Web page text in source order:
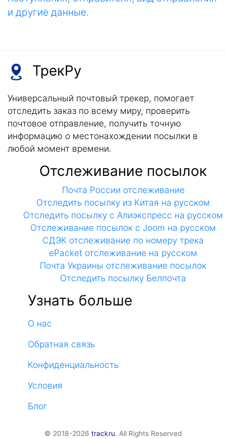
и другие данные.
ТрекРу
Универсальный почтовый трекер, помогает
отследить заказ по всему миру, проверить
почтовое отправление, получить точную
информацию о местонахождении посылки в
любой момент времени.
Отслеживание посылок
Почта России отслеживание
Отследить посылку из Китая на русском
Отследить посылку с Алиэкспресс на русском
Отслеживание посылок с Joom на русском
СДЭК отслеживание по номеру трека
ePacket отслеживание на русском
Почта Украины отслеживание посылок
Отследить посылку Белпочта
Узнать больше
О нас
Обратная связь
Конфиденциальность
Условия
Блог
© 2018-2026 trackru. All Rights Reserved